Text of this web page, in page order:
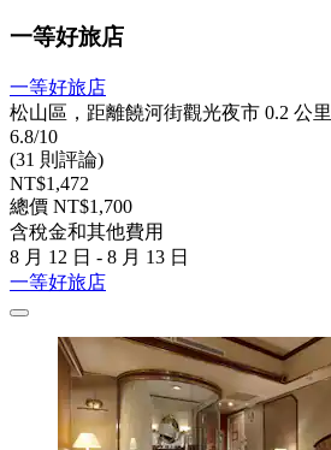
一等好旅店
一等好旅店
松山區，距離饒河街觀光夜市 0.2 公里
6.8/10
(31 則評論)
NT$1,472
總價 NT$1,700
含稅金和其他費用
8 月 12 日 - 8 月 13 日
一等好旅店